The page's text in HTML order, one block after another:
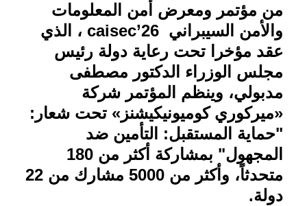
من مؤتمر ومعرض أمن المعلومات
والأمن السيبراني caisec’26 ، الذي
عقد مؤخرا تحت رعاية دولة رئيس
مجلس الوزراء الدكتور مصطفى
مدبولي، وينظم المؤتمر شركة
«ميركوري كوميونيكيشنز» تحت شعار:
"حماية المستقبل: التأمين ضد
المجهول" بمشاركة أكثر من 180
متحدثاً، وأكثر من 5000 مشارك من 22
دولة.